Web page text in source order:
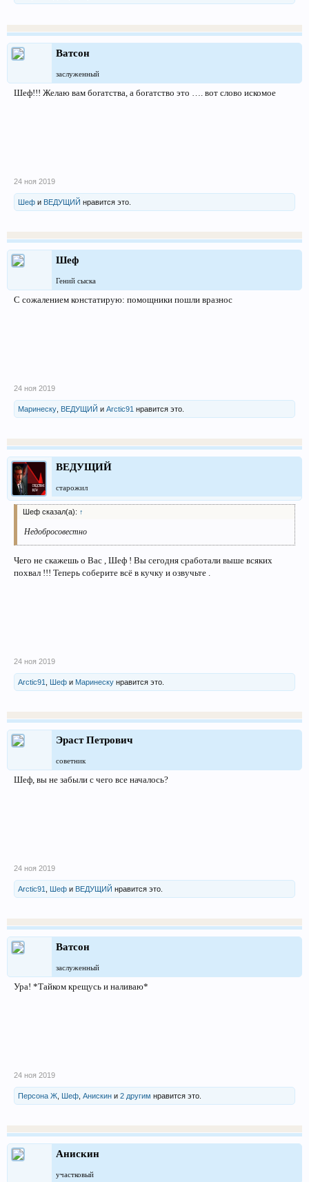
Ватсон
заслуженный
Шеф!!! Желаю вам богатства, а богатство это …. вот слово искомое
24 ноя 2019
Шеф и ВЕДУЩИЙ нравится это.
Шеф
Гений сыска
С сожалением констатирую: помощники пошли вразнос
24 ноя 2019
Маринеску ВЕДУЩИЙ и Arctic91 нравится это.
ВЕДУЩИЙ
старожил
Шеф сказал(а): ↑
Недобросовестно
Чего не скажешь о Вас , Шеф ! Вы сегодня сработали выше всяких
похвал !!! Теперь соберите всё в кучку и озвучьте .
24 ноя 2019
Arctic91 Шеф и Маринеску нравится это.
Эраст Петрович
советник
Шеф, вы не забыли с чего все началось?
24 ноя 2019
Arctic91 Шеф и ВЕДУЩИЙ нравится это.
Ватсон
заслуженный
Ура! *Тайком крещусь и наливаю*
24 ноя 2019
Персона Ж Шеф Анискин и 2 другим нравится это.
Анискин
участковый